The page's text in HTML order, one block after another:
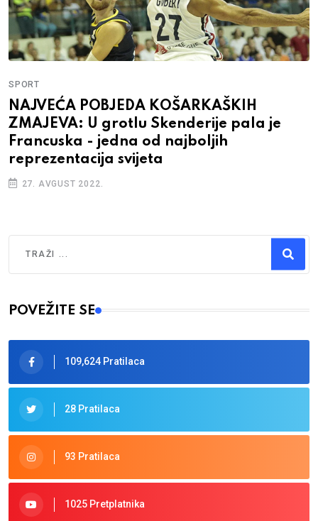
SPORT
NAJVEĆA POBJEDA KOŠARKAŠKIH
ZMAJEVA: U grotlu Skenderije pala je
Francuska - jedna od najboljih
reprezentacija svijeta
27. AVGUST 2022.
Type 2 or more characters for results.
POVEŽITE SE
109,624 Pratilaca
28 Pratilaca
93 Pratilaca
1025 Pretplatnika